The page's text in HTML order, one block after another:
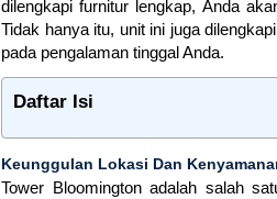
dilengkapi furnitur lengkap, Anda
Tidak hanya itu, unit ini juga
pada pengalaman tinggal Anda.
Daftar Isi
Keunggulan Lokasi Dan
Tower Bloomington adalah salah